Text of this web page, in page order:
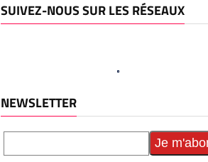
SUIVEZ-NOUS SUR LES RÉSEAUX
NEWSLETTER